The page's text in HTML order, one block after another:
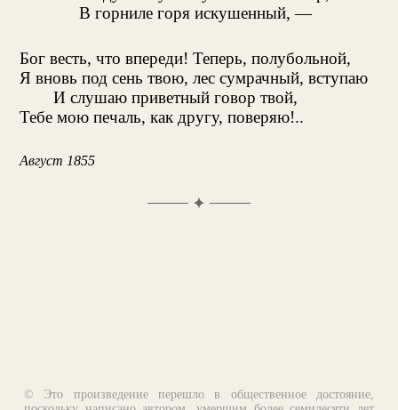
В горниле горя искушенный, —
Бог весть, что впереди! Теперь, полубольной,
Я вновь под сень твою, лес сумрачный, вступаю
И слушаю приветный говор твой,
Тебе мою печаль, как другу, поверяю!..
Август 1855
✦
© Это произведение перешло в общественное достояние,